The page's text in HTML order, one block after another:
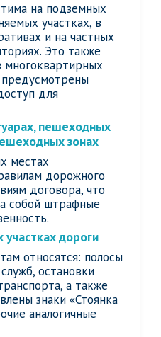
на подземных
участках, в
и на частных
Это также
многоквартирных
для
пешеходных
зонах
местах
дорожного
договора, что
собой штрафные
дороги
относятся: полосы
остановки
а также
знаки «Стоянка
аналогичные